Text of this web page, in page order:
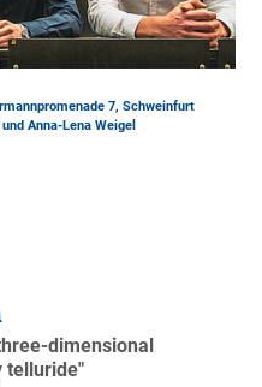
7, Schweinfurt
Anna-Lena Weigel
dimensional
telluride"